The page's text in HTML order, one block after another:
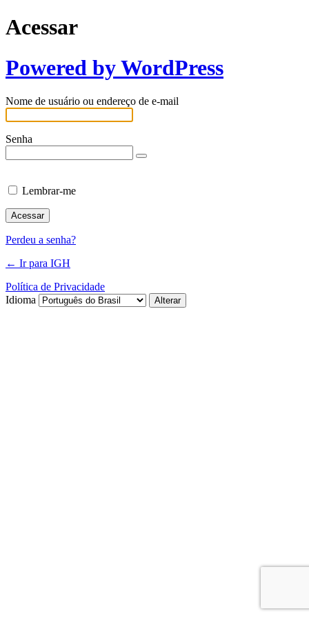
Acessar
Powered by WordPress
Nome de usuário ou endereço de e-mail
Senha
Lembrar-me
Perdeu a senha?
← Ir para IGH
Política de Privacidade
Idioma